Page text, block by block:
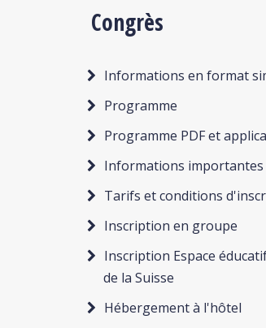
Congrès
Informations en format
Programme
Programme PDF et
Informations importantes
Tarifs et conditions
Inscription en groupe
Inscription Espace
de la Suisse
Hébergement à l'hôtel